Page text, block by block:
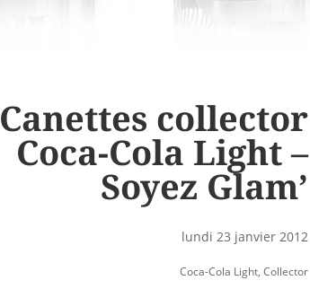
Canettes collector
Coca-Cola Light –
Soyez Glam’
lundi 23 janvier 2012
Coca-Cola Light,Collector